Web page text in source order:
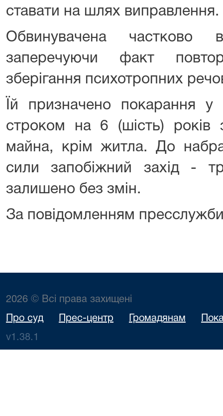
ставати на шлях виправлення.
Обвинувачена частково
заперечуючи факт
зберігання психотропних
Їй призначено покарання у
строком на 6 (шість) років
майна, крім житла. До
сили запобіжний захід -
залишено без змін.
За повідомленням
2026 © Всі права захищені
Про суд Прес-центр Громадянам
v1.38.1